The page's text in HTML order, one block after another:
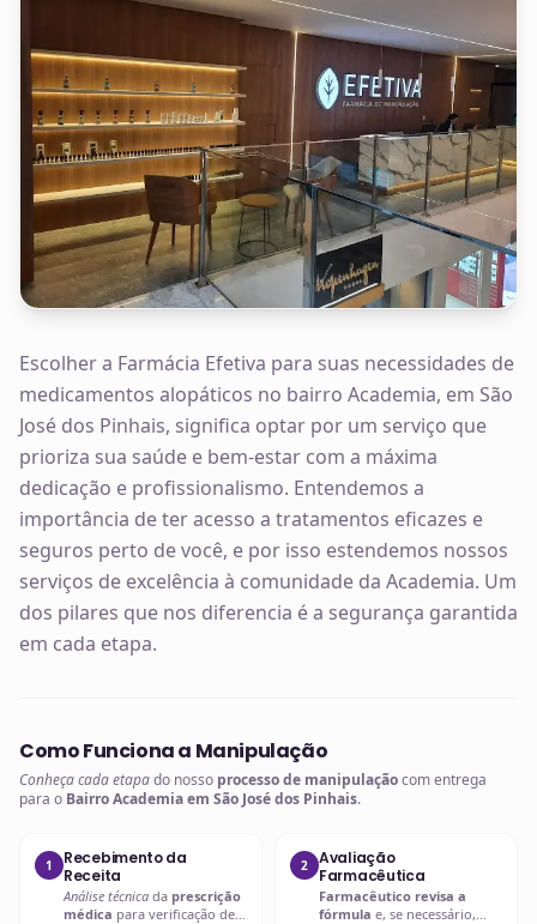
Escolher a Farmácia Efetiva para suas necessidades de
medicamentos alopáticos no bairro Academia, em São
José dos Pinhais, significa optar por um serviço que
prioriza sua saúde e bem-estar com a máxima
dedicação e profissionalismo. Entendemos a
importância de ter acesso a tratamentos eficazes e
seguros perto de você, e por isso estendemos nossos
serviços de excelência à comunidade da Academia. Um
dos pilares que nos diferencia é a segurança garantida
em cada etapa.
Como Funciona a Manipulação
Conheça cada etapado nosso processo de manipulaçãocom entrega
para o Bairro Academia em São José dos Pinhais.
1
Recebimento da
Receita
Análise técnica da prescrição
médica para verificação de
2
Avaliação
Farmacêutica
Farmacêutico revisa a
fórmula e, se necessário,